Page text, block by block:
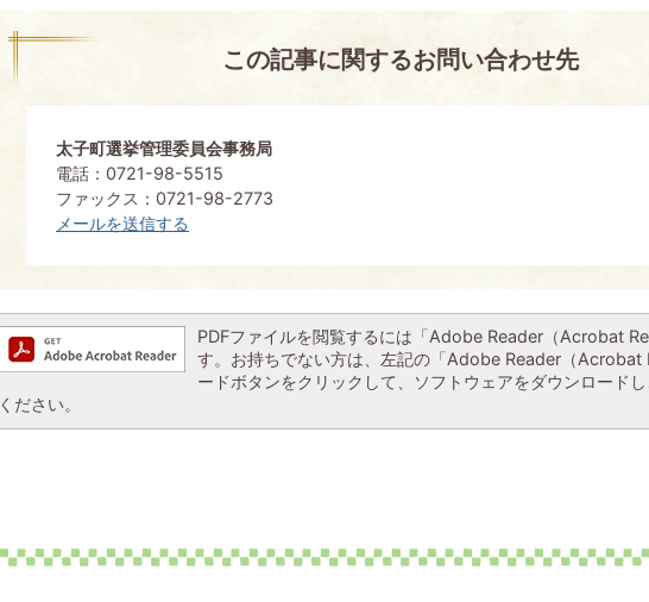
この記事に関するお問い合わせ先
太子町選挙管理委員会事務局
電話：0721-98-5515
ファックス：0721-98-2773
メールを送信する
PDFファイルを閲覧するには「Adobe Reader（Acrobat
す。お持ちでない方は、左記の「Adobe Reader（Acrobat
ードボタンをクリックして、ソフトウェアをダウンロード
ください。